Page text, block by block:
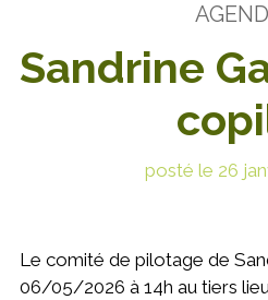
Sandrine
posté le 26
Le comité de pilotage de
06/05/2026 à 14h au tiers